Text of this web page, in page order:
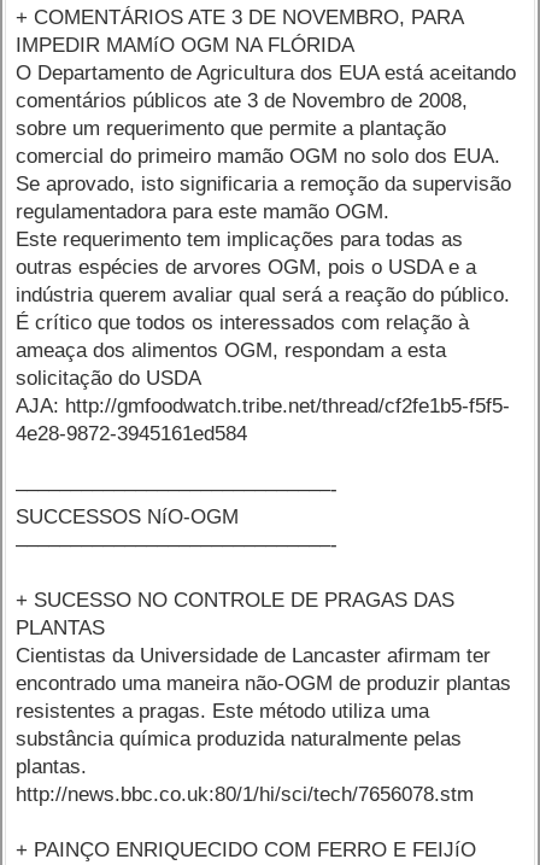
+ COMENTÁRIOS ATE 3 DE NOVEMBRO, PARA
IMPEDIR MAMíO OGM NA FLÓRIDA
O Departamento de Agricultura dos EUA está aceitando
comentários públicos ate 3 de Novembro de 2008,
sobre um requerimento que permite a plantação
comercial do primeiro mamão OGM no solo dos EUA.
Se aprovado, isto significaria a remoção da supervisão
regulamentadora para este mamão OGM.
Este requerimento tem implicações para todas as
outras espécies de arvores OGM, pois o USDA e a
indústria querem avaliar qual será a reação do público.
É crítico que todos os interessados com relação à
ameaça dos alimentos OGM, respondam a esta
solicitação do USDA
AJA: http://gmfoodwatch.tribe.net/thread/cf2fe1b5-f5f5-
4e28-9872-3945161ed584
–––––––––––––––––––––––––––––-
SUCCESSOS NíO-OGM
–––––––––––––––––––––––––––––-
+ SUCESSO NO CONTROLE DE PRAGAS DAS
PLANTAS
Cientistas da Universidade de Lancaster afirmam ter
encontrado uma maneira não-OGM de produzir plantas
resistentes a pragas. Este método utiliza uma
substância química produzida naturalmente pelas
plantas.
http://news.bbc.co.uk:80/1/hi/sci/tech/7656078.stm
+ PAINÇO ENRIQUECIDO COM FERRO E FEIJíO